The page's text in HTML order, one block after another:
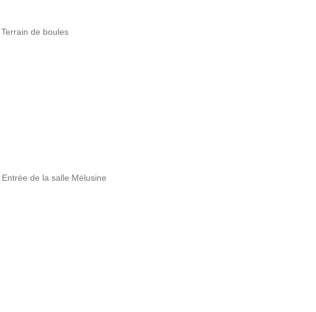
Terrain de boules
Entrée de la salle Mélusine